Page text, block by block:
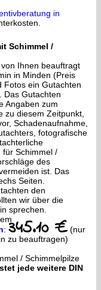
in
Schimmel /
Ihnen beauftragt
in Minden (Preis
Fotos ein Gutachten
Das Gutachten
Angaben zum
zu diesem Zeitpunkt,
Schadenaufnahme,
fotografische
für Schimmel /
des
ist. Das
Seiten.
den
wir über die
sprechen.
: 345.10 € (nur
zu beauftragen)
/ Schimmelpilze
jede weitere DIN